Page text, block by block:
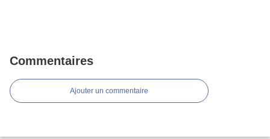
Commentaires
Ajouter un commentaire